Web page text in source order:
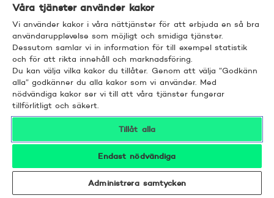
Aktia Livförsäkring Ab (FO-nummer
0937006-7), PB 800, 20101 Åbo, tfn
010-247 8300.
Aktia Livförsäkring Ab är infört i
Patent- och registerstyrelsens
handelsregister och har koncession
för livförsäkringsprodukter och
relaterade riskförsäkringar i Finland.
Aktia Livförsäkring Ab:s verksamhet
övervakas av Finansinspektionen.
Våra tjänster använder kakor
Vi använder kakor i våra nättjänster för att erbjuda en så bra
användarupplevelse som möjligt och smidiga tjänster.
Dessutom samlar vi in information för till exempel statistik
och för att rikta innehåll och marknadsföring.
Du kan välja vilka kakor du tillåter. Genom att välja ”Godkänn
alla” godkänner du alla kakor som vi använder. Med
nödvändiga kakor ser vi till att våra tjänster fungerar
tillförlitligt och säkert.
Tillåt alla
Endast nödvändiga
Administrera samtycken